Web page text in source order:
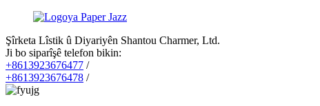
Şîrketa Lîstik û Diyariyên Shantou Charmer, Ltd.
Ji bo siparîşê telefon bikin:
+8613923676477 /
+8613923676478 /